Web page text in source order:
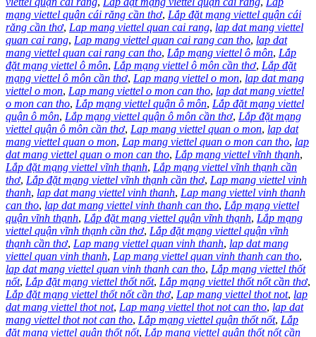
mạng viettel quận cái răng cần thơ, Lắp đặt mạng viettel quận cái
răng cần thơ, Lap mang viettel quan cai rang, lap dat mang viettel
quan cai rang, Lap mang viettel quan cai rang can tho, lap dat
mang viettel quan cai rang can tho, Lắp mạng viettel ô môn, Lắp
đặt mạng viettel ô môn, Lắp mạng viettel ô môn cần thơ, Lắp đặt
mạng viettel ô môn cần thơ, Lap mang viettel o mon, lap dat mang
viettel o mon, Lap mang viettel o mon can tho, lap dat mang viettel
o mon can tho, Lắp mạng viettel quận ô môn, Lắp đặt mạng viettel
quận ô môn, Lắp mạng viettel quận ô môn cần thơ, Lắp đặt mạng
viettel quận ô môn cần thơ, Lap mang viettel quan o mon, lap dat
mang viettel quan o mon, Lap mang viettel quan o mon can tho, lap
dat mang viettel quan o mon can tho, Lắp mạng viettel vĩnh thạnh,
Lắp đặt mạng viettel vĩnh thạnh, Lắp mạng viettel vĩnh thạnh cần
thơ, Lắp đặt mạng viettel vĩnh thạnh cần thơ, Lap mang viettel vinh
thanh, lap dat mang viettel vinh thanh, Lap mang viettel vinh thanh
can tho, lap dat mang viettel vinh thanh can tho, Lắp mạng viettel
quận vĩnh thạnh, Lắp đặt mạng viettel quận vĩnh thạnh, Lắp mạng
viettel quận vĩnh thạnh cần thơ, Lắp đặt mạng viettel quận vĩnh
thạnh cần thơ, Lap mang viettel quan vinh thanh, lap dat mang
viettel quan vinh thanh, Lap mang viettel quan vinh thanh can tho,
lap dat mang viettel quan vinh thanh can tho, Lắp mạng viettel thốt
nốt, Lắp đặt mạng viettel thốt nốt, Lắp mạng viettel thốt nốt cần thơ,
Lắp đặt mạng viettel thốt nốt cần thơ, Lap mang viettel thot not, lap
dat mang viettel thot not, Lap mang viettel thot not can tho, lap dat
mang viettel thot not can tho, Lắp mạng viettel quận thốt nốt, Lắp
đặt mạng viettel quận thốt nốt, Lắp mạng viettel quận thốt nốt cần